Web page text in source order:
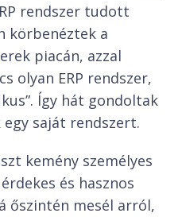
rendszer tudott
körbenéztek a
piacán, azzal
olyan ERP rendszer,
Így hát gondoltak
saját rendszert.
kemény személyes
és hasznos
őszintén mesél arról,